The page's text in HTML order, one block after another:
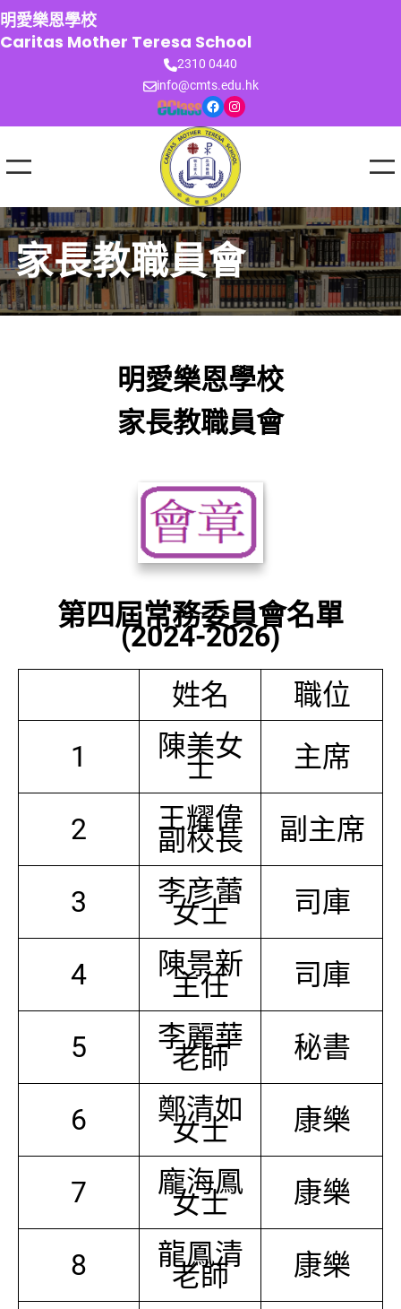
跳
至
主
明愛樂恩學校
Caritas Mother Teresa School
2310 0440
info@cmts.edu.hk
Facebook Instagram
家長教職員會
明愛樂恩學校
家長教職員會
第四屆常務委員會名單
(2024-2026)
姓名
職位
1
陳美女
士 主席
2 王耀偉
副校長 副主席
3 李彦蕾
女士 司庫
4 陳景新
主任 司庫
5 李麗華
老師 秘書
6 鄭清如
女士 康樂
7 龐海鳳
女士 康樂
8 龍鳳清
老師 康樂